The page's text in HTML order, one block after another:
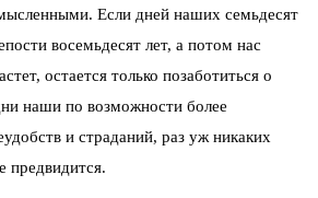
Если дней наших семьдесят
восемьдесят лет, а потом нас
остается только позаботиться о
наши по возможности более
и страданий, раз уж никаких
предвидится.